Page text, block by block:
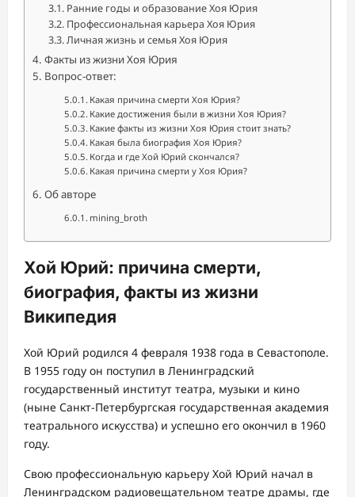
Ранние годы и образование Хоя Юрия
Профессиональная карьера Хоя Юрия
Личная жизнь и семья Хоя Юрия
Факты из жизни Хоя Юрия
Вопрос-ответ:
Какая причина смерти Хоя Юрия?
Какие достижения были в жизни Хоя Юрия?
Какие факты из жизни Хоя Юрия стоит знать?
Какая была биография Хоя Юрия?
Когда и где Хой Юрий скончался?
Какая причина смерти у Хоя Юрия?
Об авторе
mining_broth
Хой Юрий: причина смерти,
биография, факты из жизни
Википедия
Хой Юрий родился 4 февраля 1938 года в Севастополе.
В 1955 году он поступил в Ленинградский
государственный институт театра, музыки и кино
(ныне Санкт-Петербургская государственная академия
театрального искусства) и успешно его окончил в 1960
году.
Свою профессиональную карьеру Хой Юрий начал в
Ленинградском радиовещательном театре драмы, где